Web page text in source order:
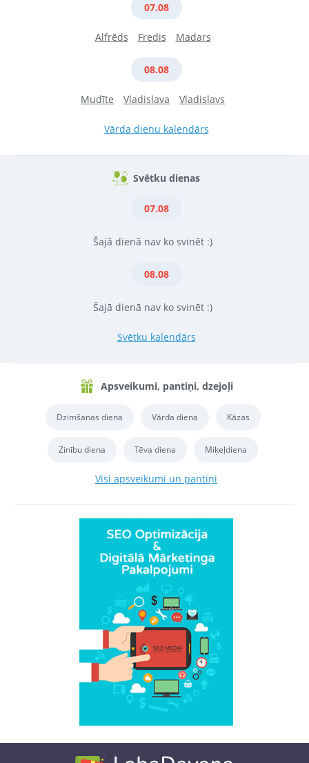
07.08
Alfrēds Fredis Madars
08.08
Mudīte Vladislava Vladislavs
Vārda dienu kalendārs
Svētku dienas
07.08
Šajā dienā nav ko svinēt :)
08.08
Šajā dienā nav ko svinēt :)
Svētku kalendārs
Apsveikumi, pantiņi, dzejoļi
Dzimšanas diena Vārda diena Kāzas
Zinību diena Tēva diena Miķeļdiena
Visi apsveikumi un pantiņi